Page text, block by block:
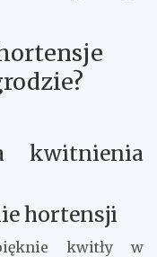
kwitnienia
hortensji
kwitły w